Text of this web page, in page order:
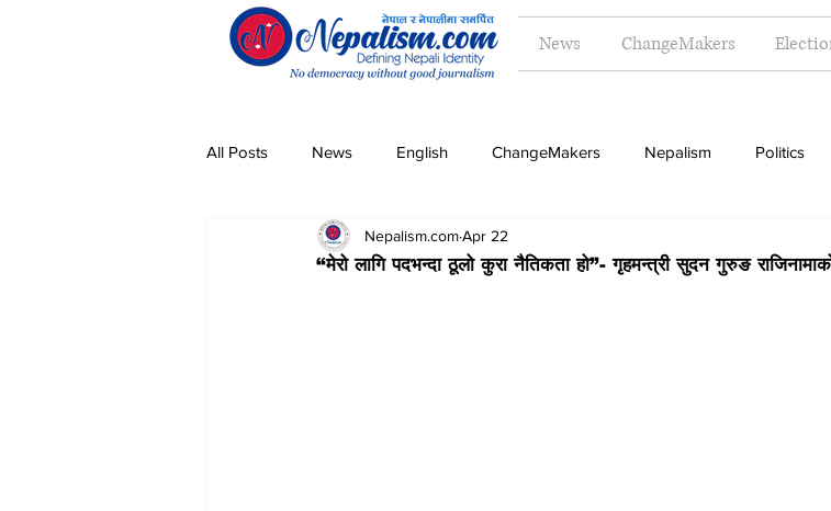
News ChangeMakers
All Posts News English ChangeMakers Nepalism Politics
Pandemic Community Opinion
“मेरो लागि पदभन्दा ठूलो कुरा नैतिकता हो”- गृहमन्त्री सुदन गुरुङ
Nepalism.comApr 22